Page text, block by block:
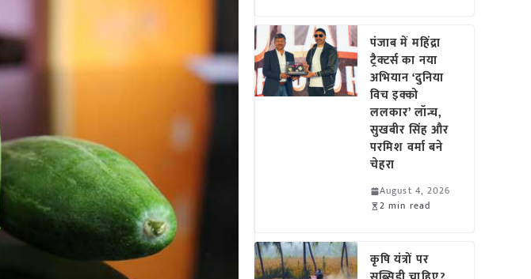
पंजाब में महिंद्रा
ट्रैक्टर्स का नया
अभियान ‘दुनिया
विच इक्को
ललकार’ लॉन्च,
सुखबीर सिंह और
परमिश वर्मा बने
चेहरा
August 4, 2026
2 min read
कृषि यंत्रों पर